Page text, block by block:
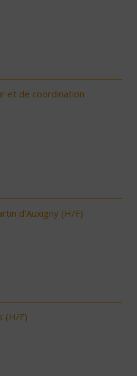
et de coordination
d'Auxigny (H/F)
(H/F)